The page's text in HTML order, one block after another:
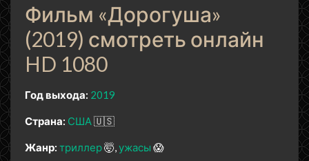
Фильм «Дорогуша»
(2019) смотреть онлайн
HD 1080
Год выхода: 2019
Страна: США 🇺🇸
Жанр: триллер🤯 ужасы 😱